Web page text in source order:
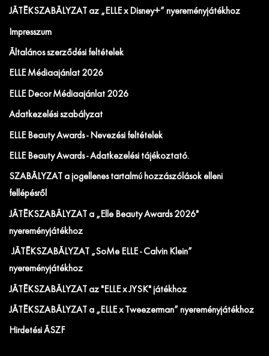
JÁTÉKSZABÁLYZAT az „ELLE x Disney+” nyereményjátékhoz
Impresszum
Általános szerződési feltételek
ELLE Médiaajánlat 2026
ELLE Decor Médiaajánlat 2026
Adatkezelési szabályzat
ELLE Beauty Awards - Nevezési feltételek
ELLE Beauty Awards - Adatkezelési tájékoztató.
SZABÁLYZAT a jogellenes tartalmú hozzászólások elleni
fellépésről
JÁTÉKSZABÁLYZAT a „Elle Beauty Awards 2026"
nyereményjátékhoz
JÁTÉKSZABÁLYZAT „SoMe ELLE - Calvin Klein”
nyereményjátékhoz
JÁTÉKSZABÁLYZAT az "ELLE x JYSK" játékhoz
JÁTÉKSZABÁLYZAT a „ELLE x Tweezerman” nyereményjátékhoz
Hirdetési ÁSZF